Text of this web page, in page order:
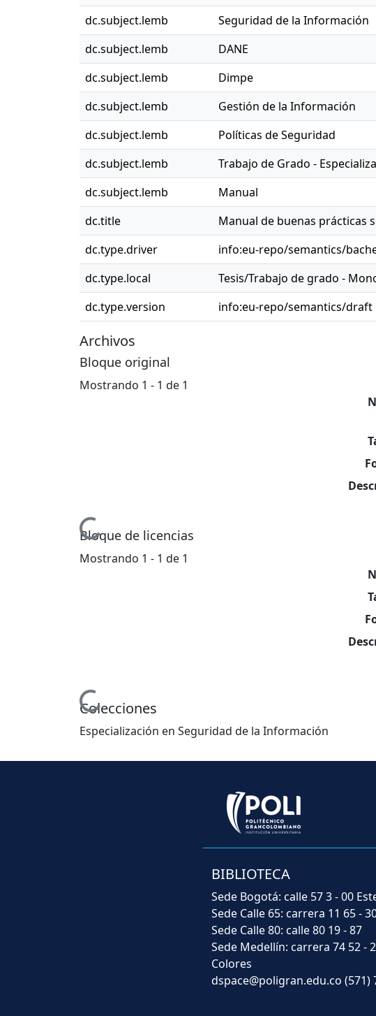
dc.subject.lemb
Seguridad de la Información
dc.subject.lemb
DANE
dc.subject.lemb
Dimpe
dc.subject.lemb
Gestión de la Información
dc.subject.lemb
Políticas de Seguridad
dc.subject.lemb
Trabajo de Grado -
dc.subject.lemb
Manual
dc.title
Manual de buenas prácticas
dc.type.driver
info:eu-repo/semantics/
dc.type.local
Tesis/Trabajo de grado -
dc.type.version
info:eu-repo/semantics/draft
Archivos
Bloque original
Mostrando 1 - 1 de 1
Cargando...
Bloque de licencias
Mostrando 1 - 1 de 1
Cargando...
Colecciones
Especialización en Seguridad de la Información
BIBLIOTECA
Sede Bogotá: calle 57 3 - 00
Sede Calle 65: carrera 11 65 -
Sede Calle 80: calle 80 19 - 87
Sede Medellín: carrera 74 52 -
Colores
dspace@poligran.edu.co (571)